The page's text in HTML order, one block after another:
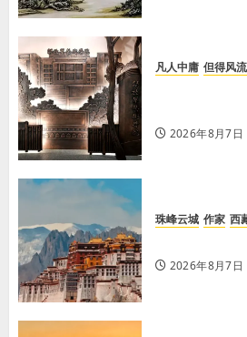
凡人中庸 但得风流
2026年8月7日
珠峰云城 作家 西
2026年8月7日